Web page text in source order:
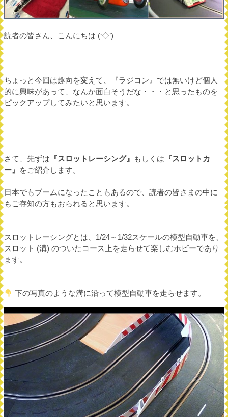
読者の皆さん、こんにちは (‘◇’)ゞ
ちょっと今回は趣向を変えて、『ラジコン』では無いけど個人
的に興味があって、なんか面白そうだな・・・と思ったものを
ピックアップしてみたいと思います。
さて、先ずは 『スロットレーシング』 もしくは 『スロットカ
ー』 をご紹介します。
日本でもブームになったこともあるので、読者の皆さまの中に
もご存知の方もおられると思います。
スロットレーシングとは、1/24～1/32スケールの模型自動車を、
スロット (溝) のついたコース上を走らせて楽しむホビーであり
ます。
下の写真のような溝に沿って模型自動車を走らせます。